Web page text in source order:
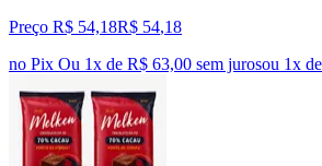
Preço R$ 54,18R$ 54,18
no Pix Ou 1x de R$ 63,00 sem jurosou 1x de